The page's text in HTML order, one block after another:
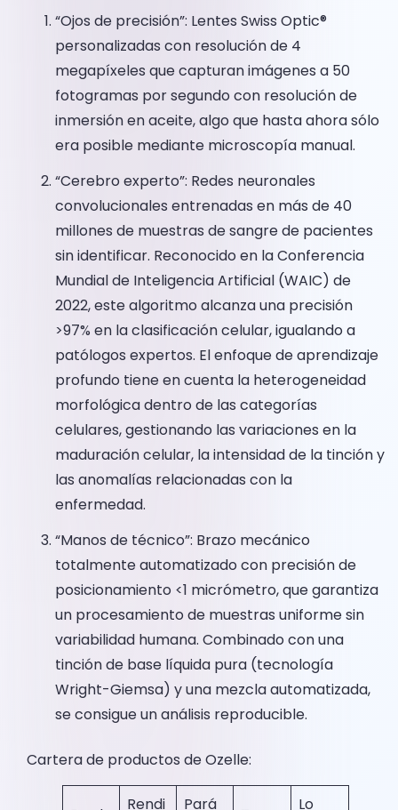
“Ojos de precisión”: Lentes Swiss Optic®
personalizadas con resolución de 4
megapíxeles que capturan imágenes a 50
fotogramas por segundo con resolución de
inmersión en aceite, algo que hasta ahora sólo
era posible mediante microscopía manual.
“Cerebro experto”: Redes neuronales
convolucionales entrenadas en más de 40
millones de muestras de sangre de pacientes
sin identificar. Reconocido en la Conferencia
Mundial de Inteligencia Artificial (WAIC) de
2022, este algoritmo alcanza una precisión
>97% en la clasificación celular, igualando a
patólogos expertos. El enfoque de aprendizaje
profundo tiene en cuenta la heterogeneidad
morfológica dentro de las categorías
celulares, gestionando las variaciones en la
maduración celular, la intensidad de la tinción y
las anomalías relacionadas con la
enfermedad.
“Manos de técnico”: Brazo mecánico
totalmente automatizado con precisión de
posicionamiento <1 micrómetro, que garantiza
un procesamiento de muestras uniforme sin
variabilidad humana. Combinado con una
tinción de base líquida pura (tecnología
Wright-Giemsa) y una mezcla automatizada,
se consigue un análisis reproducible.
Cartera de productos de Ozelle:
Rendi
Pará
Lo